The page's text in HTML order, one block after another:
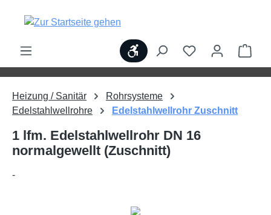
springen
Werkzeugleiste anzeigen
Heizung / Sanitär
Rohrsysteme
Edelstahlwellrohre
Edelstahlwellrohr Zuschnitt
1 lfm. Edelstahlwellrohr DN 16
normalgewellt (Zuschnitt)
-